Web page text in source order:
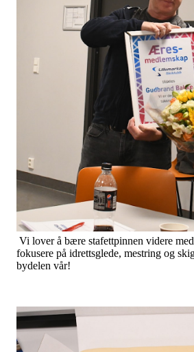
Vi lover å bære stafettpinnen videre
fokusere på idrettsglede, mestring og
bydelen vår!